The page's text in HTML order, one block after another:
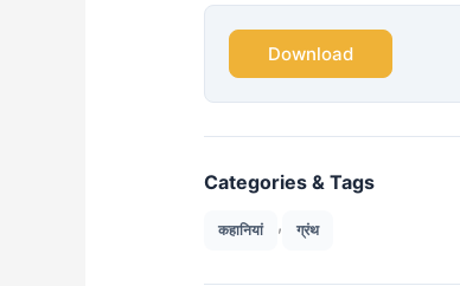
Download
Categories & Tags
कहानियां , ग्रंथ